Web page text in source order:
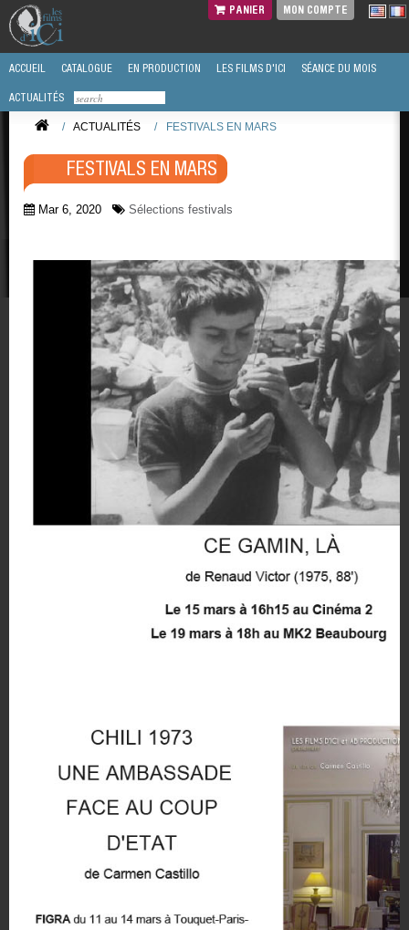
PANIER MON COMPTE
ACCUEIL CATALOGUE EN PRODUCTION LES FILMS D'ICI SÉANCE DU MOIS
ACTUALITÉS
/ ACTUALITÉS / FESTIVALS EN MARS
FESTIVALS EN MARS
Mar 6, 2020 Sélections festivals